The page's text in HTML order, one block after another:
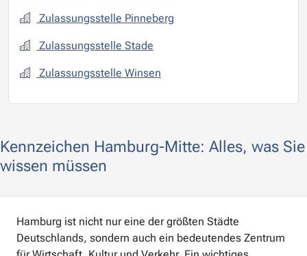
Zulassungsstelle Pinneberg
Zulassungsstelle Stade
Zulassungsstelle Winsen
Kennzeichen Hamburg-Mitte: Alles, was Sie
wissen müssen
Hamburg ist nicht nur eine der größten Städte
Deutschlands, sondern auch ein bedeutendes Zentrum